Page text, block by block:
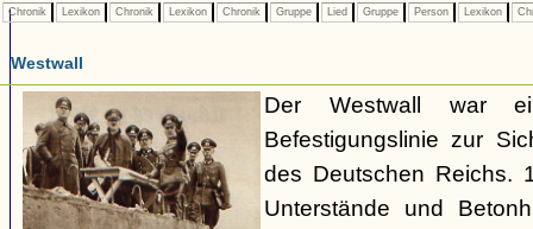
Chronik Lexikon Chronik Lexikon Chronik Gruppe Lied Gruppe Person Lexikon
Westwall
Der Westwall war
Befestigungslinie zur
des Deutschen Reichs.
Unterstände und